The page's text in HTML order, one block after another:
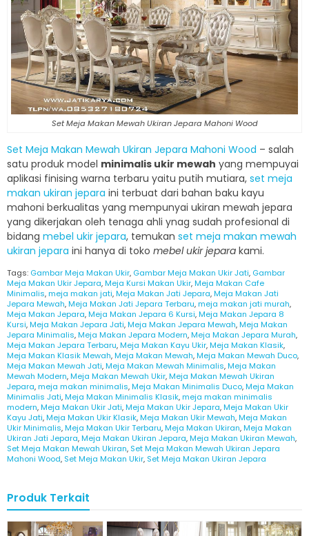
Set Meja Makan Mewah Ukiran Jepara Mahoni Wood
Set Meja Makan Mewah Ukiran Jepara Mahoni Wood – salah
satu produk model minimalis ukir mewah yang mempuyai
aplikasi finising warna terbaru yaitu putih mutiara, set meja
makan ukiran jepara ini terbuat dari bahan baku kayu
mahoni berkualitas yang mempunyai ukiran mewah jepara
yang dikerjakan oleh tenaga ahli ynag sudah profesional di
bidang mebel ukir jepara, temukan set meja makan mewah
ukiran jepara ini hanya di toko mebel ukir jepara kami.
Tags: Gambar Meja Makan Ukir, Gambar Meja Makan Ukir Jati, Gambar
Meja Makan Ukir Jepara,Meja Kursi Makan Ukir,Meja Makan Cafe
Minimalis,meja makan jati,Meja Makan Jati Jepara,Meja Makan Jati
Jepara Mewah,Meja Makan Jati Jepara Terbaru,meja makan jati murah,
Meja Makan Jepara,Meja Makan Jepara 6 Kursi,Meja Makan Jepara 8
Kursi,Meja Makan Jepara Jati,Meja Makan Jepara Mewah,Meja Makan
Jepara Minimalis,Meja Makan Jepara Modern,Meja Makan Jepara Murah,
Meja Makan Jepara Terbaru,Meja Makan Kayu Ukir,Meja Makan Klasik,
Meja Makan Klasik Mewah,Meja Makan Mewah,Meja Makan Mewah Duco,
Meja Makan Mewah Jati,Meja Makan Mewah Minimalis,Meja Makan
Mewah Modern,Meja Makan Mewah Ukir,Meja Makan Mewah Ukiran
Jepara,meja makan minimalis,Meja Makan Minimalis Duco,Meja Makan
Minimalis Jati,Meja Makan Minimalis Klasik,meja makan minimalis
modern,Meja Makan Ukir Jati,Meja Makan Ukir Jepara,Meja Makan Ukir
Kayu Jati,Meja Makan Ukir Klasik,Meja Makan Ukir Mewah,Meja Makan
Ukir Minimalis,Meja Makan Ukir Terbaru,Meja Makan Ukiran,Meja Makan
Ukiran Jati Jepara,Meja Makan Ukiran Jepara,Meja Makan Ukiran Mewah,
Set Meja Makan Mewah Ukiran, Set Meja Makan Mewah Ukiran Jepara
Mahoni Wood, Set Meja Makan Ukir, Set Meja Makan Ukiran Jepara
Produk Terkait